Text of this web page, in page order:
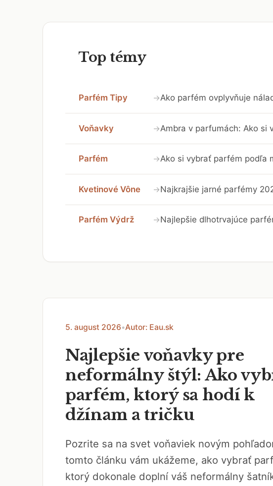
Top témy
Parfém Tipy →Ako parfém ovplyvňuje
Voňavky →Ambra v parfumách: Ako si
Parfém →Ako si vybrať parfém podľa
Kvetinové Vône →Najkrajšie jarné parfémy
Parfém Výdrž →Najlepšie dlhotrvajúce
5. august 2026•Autor: Eau.sk
Najlepšie voňavky pre
neformálny štýl: Ako
parfém, ktorý sa hodí k
džínam a tričku
Pozrite sa na svet voňaviek novým
tomto článku vám ukážeme, ako vybrať
ktorý dokonale doplní váš neformálny